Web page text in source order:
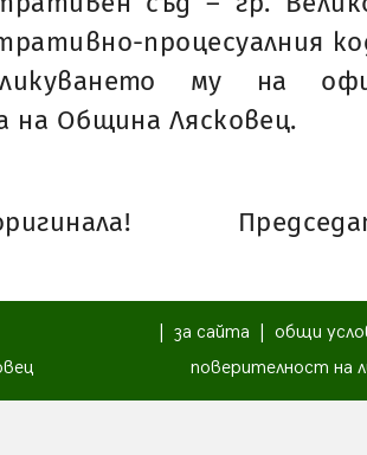
процесуалния
му на
на Община Лясковец.
за сайта
общи
поверителност на